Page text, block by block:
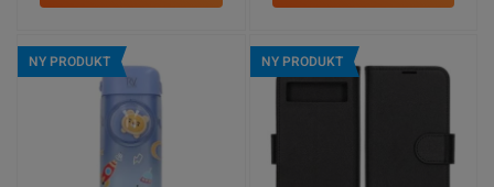
NY PRODUKT NY PRODUKT